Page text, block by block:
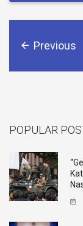
Previous
POPULAR